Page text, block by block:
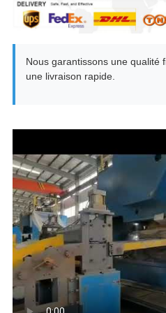
Nous garantissons une qualité
une livraison rapide.